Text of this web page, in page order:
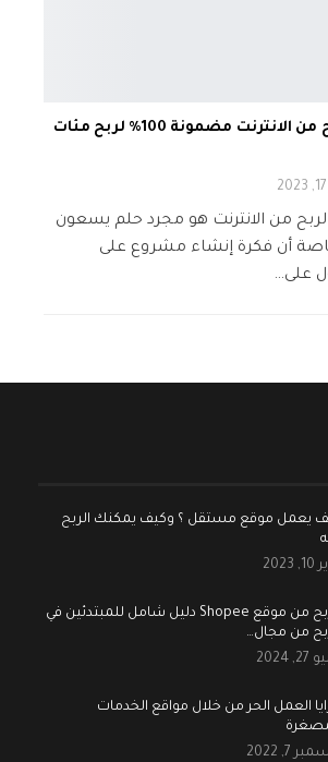
أفضل طرق الربح من الانترنت مضمونة 100% لربح مئات
من الانترنت هو مجرد حلم يسعون
أن فكرة إنشاء مشروع على
على…
يعمل موقع مستقل ؟ وكيف يمكنك الربح
الربح من موقع Shopee دليل شامل للمبتدئين في
من مجال…
2024
العمل الحر من خلال مواقع الخدمات
7, 2022